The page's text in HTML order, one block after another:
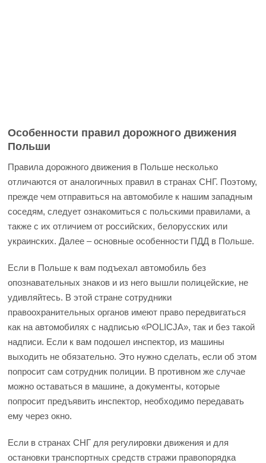
Особенности правил дорожного движения
Польши
Правила дорожного движения в Польше несколько
отличаются от аналогичных правил в странах СНГ. Поэтому,
прежде чем отправиться на автомобиле к нашим западным
соседям, следует ознакомиться с польскими правилами, а
также с их отличием от российских, белорусских или
украинских. Далее – основные особенности ПДД в Польше.
Если в Польше к вам подъехал автомобиль без
опознавательных знаков и из него вышли полицейские, не
удивляйтесь. В этой стране сотрудники
правоохранительных органов имеют право передвигаться
как на автомобилях с надписью «POLICJA», так и без такой
надписи. Если к вам подошел инспектор, из машины
выходить не обязательно. Это нужно сделать, если об этом
попросит сам сотрудник полиции. В противном же случае
можно оставаться в машине, а документы, которые
попросит предъявить инспектор, необходимо передавать
ему через окно.
Если в странах СНГ для регулировки движения и для
остановки транспортных средств стражи правопорядка